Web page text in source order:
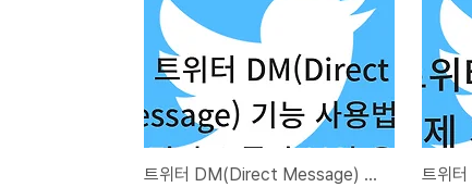
트위터 DM(Direct Message) 기능 사용법 효과적인 소통과 보안 유지 방법